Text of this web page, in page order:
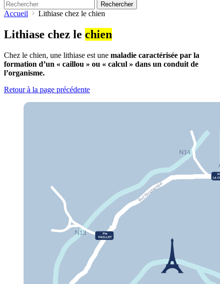
Rechercher
Accueil Lithiase chez le chien
Lithiase chez le chien
Chez le chien, une lithiase est une maladie caractérisée par la
formation d’un « caillou » ou « calcul » dans un conduit de
l’organisme.
Retour à la page précédente